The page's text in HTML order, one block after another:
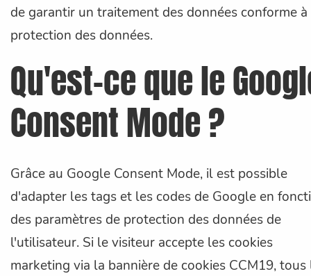
de garantir un traitement des données conforme
protection des données.
Qu'est-ce que le
Consent Mode ?
Grâce au Google Consent Mode, il est possible
d'adapter les tags et les codes de Google en
des paramètres de protection des données de
l'utilisateur. Si le visiteur accepte les cookies
marketing via la bannière de cookies CCM19, tous